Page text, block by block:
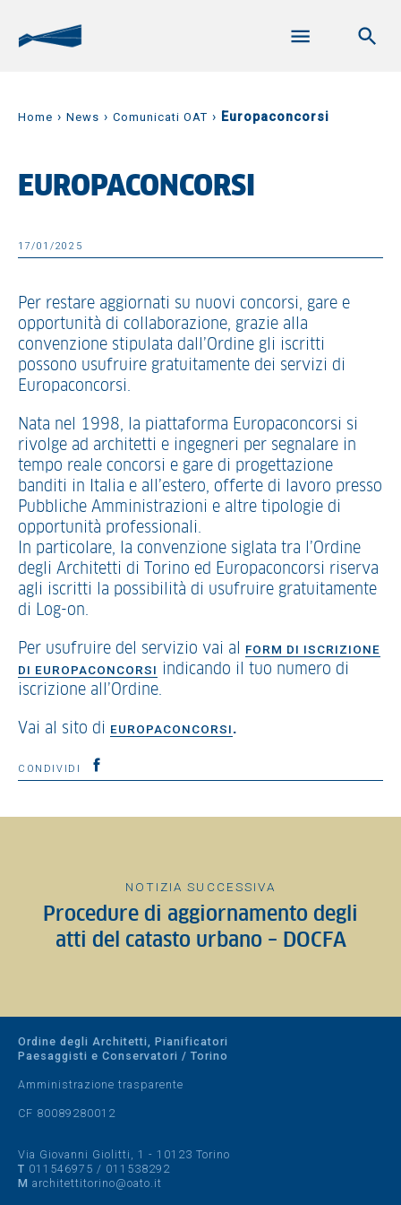
Home › News › Comunicati OAT › Europaconcorsi
EUROPACONCORSI
17/01/2025
Per restare aggiornati su nuovi concorsi, gare e
opportunità di collaborazione, grazie alla
convenzione stipulata dall’Ordine gli iscritti
possono usufruire gratuitamente dei servizi di
Europaconcorsi.
Nata nel 1998, la piattaforma Europaconcorsi si
rivolge ad architetti e ingegneri per segnalare in
tempo reale concorsi e gare di progettazione
banditi in Italia e all’estero, offerte di lavoro presso
Pubbliche Amministrazioni e altre tipologie di
opportunità professionali.
In particolare, la convenzione siglata tra l’Ordine
degli Architetti di Torino ed Europaconcorsi riserva
agli iscritti la possibilità di usufruire gratuitamente
di Log-on.
Per usufruire del servizio vai al
FORM DI ISCRIZIONE
DI EUROPACONCORSI indicando il tuo numero di
iscrizione all’Ordine.
Vai al sito di EUROPACONCORSI.
CONDIVIDI
NOTIZIA SUCCESSIVA
Procedure di aggiornamento degli
atti del catasto urbano – DOCFA
Ordine degli Architetti, Pianificatori
Paesaggisti e Conservatori / Torino
Amministrazione trasparente
CF 80089280012
Via Giovanni Giolitti, 1 - 10123 Torino
T 011546975 / 011538292
M architettitorino@oato.it